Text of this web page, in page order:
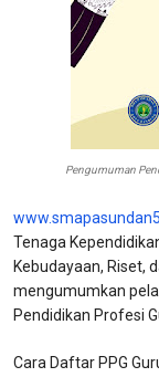
Pengumuman
Tenaga
Kebudayaan, Riset,
mengumumkan
Pendidikan Profesi
Cara Daftar PPG